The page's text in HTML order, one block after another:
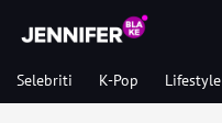
Selebriti K-Pop Lifestyle